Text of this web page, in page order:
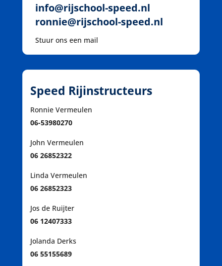
info@rijschool-speed.nl
ronnie@rijschool-speed.nl
Stuur ons een mail
Speed Rijinstructeurs
Ronnie Vermeulen
06-53980270
John Vermeulen
06 26852322
Linda Vermeulen
06 26852323
Jos de Ruijter
06 12407333
Jolanda Derks
06 55155689